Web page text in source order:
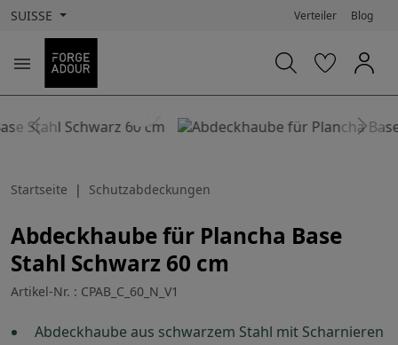
SUISSE Verteiler Blog

Previous Next
Startseite Schutzabdeckungen
Abdeckhaube für Plancha Base
Stahl Schwarz 60 cm
Artikel-Nr. : CPAB_C_60_N_V1
Abdeckhaube aus schwarzem Stahl mit Scharnieren